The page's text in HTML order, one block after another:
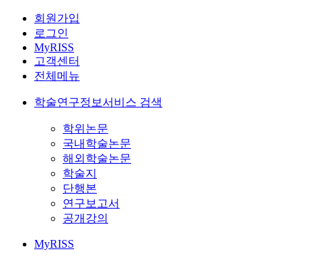
회원가입
로그인
MyRISS
고객센터
전체메뉴
학술연구정보서비스 검색
학위논문
국내학술논문
해외학술논문
학술지
단행본
연구보고서
공개강의
MyRISS